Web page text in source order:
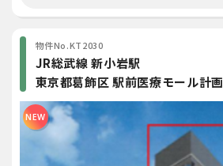
物件No.KT2030
JR総武線 新小岩駅
東京都葛飾区 駅前医療モール計画
NEW